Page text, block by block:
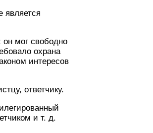
является
мог свободно
охрана
интересов
ответчику.
и т. д.